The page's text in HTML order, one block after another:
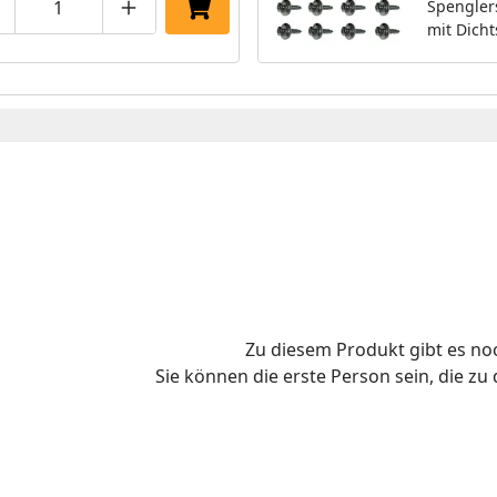
um eins verringern
Produktmenge manuell eingeben
Produktmenge um eins erhöhen
In den Einkaufswagen legenmit
Zu diesem Produkt gibt es
Sie können die erste Person sein, die